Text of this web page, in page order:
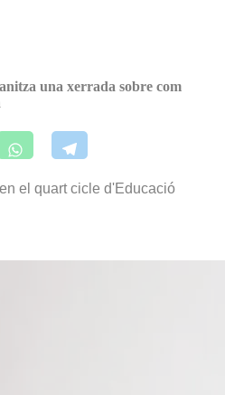
una xerrada sobre com
el quart cicle d'Educació